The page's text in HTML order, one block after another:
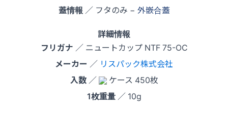
蓋情報 ／ フタのみ − 外嵌合蓋
詳細情報
フリガナ ／ ニュートカップ NTF 75-OC
メーカー ／ リスパック株式会社
入数／
ケース 450枚
1枚重量／ 10g